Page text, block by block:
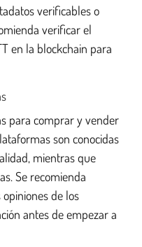
verificables o
verificar el
en la blockchain para
para comprar y vender
son conocidas
mientras que
Se recomienda
de los
antes de empezar a